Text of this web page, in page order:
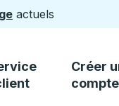
actuels
Créer
compte